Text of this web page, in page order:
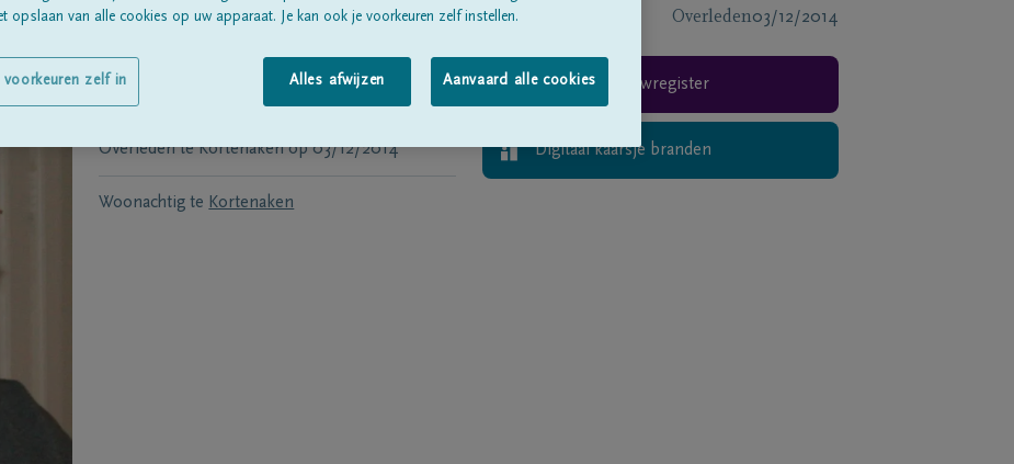
Overleden03/12/2014
Geboren te Sint-Margriete-Houtem
Overleden te Kortenaken op 03/12/2014
Woonachtig te Kortenaken
Rouwregister
Digitaal kaarsje branden
opslaan van alle cookies op uw apparaat. Je kan ook je voorkeuren zelf instellen.
Alles afwijzen Aanvaard alle cookies
voorkeuren zelf in